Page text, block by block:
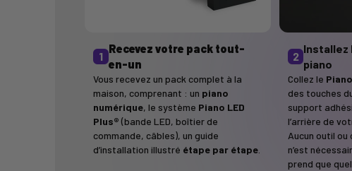
1
Recevez votre pack tout-
en-un
Vous recevez un pack complet à la
maison, comprenant : un piano
numérique, le système Piano LED
Plus® (bande LED, boîtier de
commande, câbles), un guide
d’installation illustré étape par étape
2
Installez
piano
Collez le
des touches
support
l’arrière de
Aucun outil
n’est
prend que